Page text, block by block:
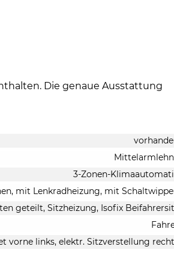
Die genaue Ausstattung
3-Zonen-
mit Lenkradheizung, mit
geteilt, Sitzheizung, Isofix
vorne links, elektr. Sitzverstellung